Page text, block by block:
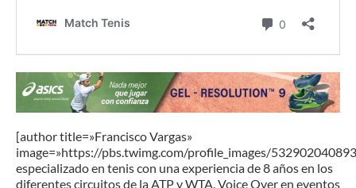
[author title=»Francisco Vargas»
image=»https://pbs.twimg.com/profile_images/
especializado en tenis con una experiencia de 8 años en los
diferentes circuitos de la ATP y WTA. Voice Over en eventos